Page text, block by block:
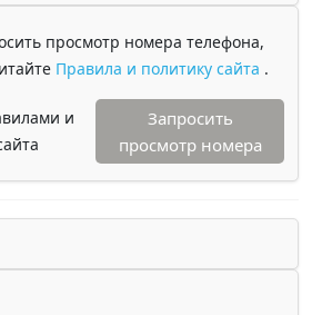
просмотр номера телефона,
Правила и политику сайта .
и
Запросить
просмотр номера